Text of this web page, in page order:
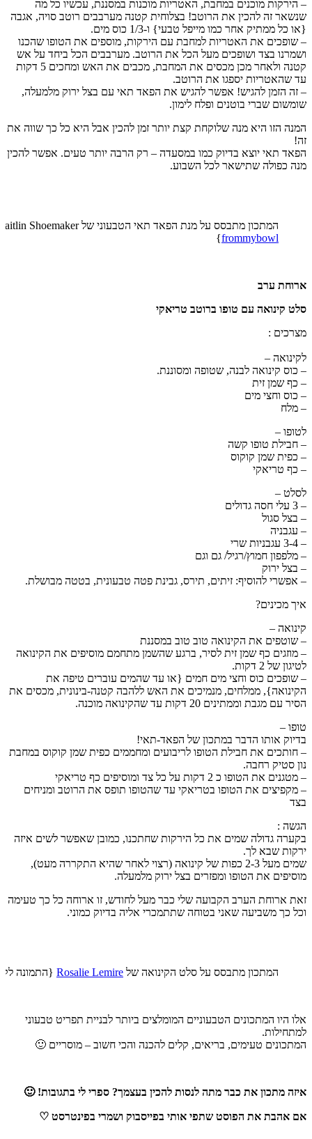
– הירקות מוכנים במחבת, האטריות מוכנות במסננת, עכשיו כל מה
שנשאר זה להכין את הרוטב! בצלוחית קטנה מערבבים רוטב סויה, אגבה
{או כל ממתיק אחר כמו מייפל טבעי} ו-1/3 כוס מים.
– שופכים את האטריות למחבת עם הירקות, מוספים את הטופו שהכנו
ושמרנו בצד ושופכים מעל הכל את הרוטב. מערבבים הכל ביחד על אש
קטנה ולאחר מכן מכסים את המחבת, מכבים את האש ומחכים 5 דקות
עד שהאטריות יספגו את הרוטב.
– זה הזמן להגיש! אפשר להגיש את הפאד תאי עם בצל ירוק מלמעלה,
שומשום שברי בוטנים ופלח לימון.
המנה הזו היא מנה שלוקחת קצת יותר זמן להכין אבל היא כל כך שווה את
זה!
הפאד תאי יוצא בדיוק כמו במסעדה – רק הרבה יותר טעים. אפשר להכין
מנה כפולה שתישאר לכל השבוע.
המתכון מתבסס על מנת הפאד תאי הטבעוני של Caitlin Shoemaker {התמונה לקוחה מתוך חשבון האינסטגרם שלה –
frommybowl
}
ארוחת ערב
סלט קינואה עם טופו ברוטב טריאקי
מצרכים :
לקינואה –
– כוס קינואה לבנה, שטופה ומסוננת.
– כף שמן זית
– כוס וחצי מים
– מלח
לטופו –
– חבילת טופו קשה
– כפית שמן קוקוס
– כף טריאקי
לסלט –
– 3 עלי חסה גדולים
– בצל סגול
– עגבניה
– 3-4 עגבניות שרי
– מלפפון חמוץ/רגיל/ גם וגם
– בצל ירוק
– אפשרי להוסיף: זיתים, תירס, גבינת פטה טבעונית, בטטה מבושלת.
איך מכינים?
קינואה –
– שוטפים את הקינואה טוב טוב במסננת
– מוזגים כף שמן זית לסיר, ברגע שהשמן מתחמם מוסיפים את הקינואה
לטיגון של 2 דקות.
– שופכים כוס וחצי מים חמים {או עד שהמים עוברים טיפה את
הקינואה}, ממלחים, מנמיכים את האש ללהבה קטנה-בינונית, מכסים את
הסיר עם מגבת וממתינים 20 דקות עד שהקינואה מוכנה.
טופו –
בדיוק אותו הדבר במתכון של הפאד-תאי!
– חותכים את חבילת הטופו לריבועים ומחממים כפית שמן קוקוס במחבת
נון סטיק רחבה.
– מטגנים את הטופו כ 2 דקות על כל צד ומוסיפים כף טריאקי
– מקפיצים את הטופו בטריאקי עד שהטופו תופס את הרוטב ומניחים
בצד
הגשה :
בקערה גדולה שמים את כל הירקות שחתכנו, כמובן שאפשר לשים איזה
ירקות שבא לך.
שמים מעל 2-3 כפות של קינואה (רצוי לאחר שהיא התקררה מעט),
מוסיפים את הטופו ומפזרים בצל ירוק מלמעלה.
זאת ארוחת הערב הקבועה שלי כבר מעל לחודש, זו ארוחה כל כך טעימה
וכל כך משביעה שאני בטוחה שתתמכרי אליה בדיוק כמוני.
המתכון מתבסס על סלט הקינואה של Rosalie Lemire {התמונה
אלו היו המתכונים הטבעוניים המומלצים ביותר לבניית תפריט טבעוני
למתחילות.
המתכונים טעימים, בריאים, קלים להכנה והכי חשוב – מוסריים 🙂
איזה מתכון את כבר מתה לנסות להכין בעצמך? ספרי לי בתגובות! 🙂
אם אהבת את הפוסט שתפי אותי בפייסבוק ושמרי בפינטרסט ♡